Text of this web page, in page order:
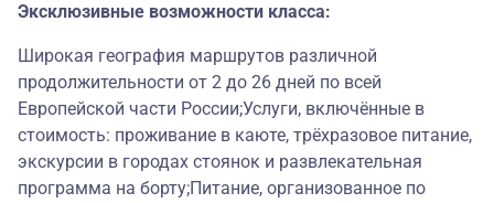
Эксклюзивные возможности класса:
Широкая география маршрутов различной
продолжительности от 2 до 26 дней по всей
Европейской части России;Услуги, включённые в
стоимость: проживание в каюте, трёхразовое питание,
экскурсии в городах стоянок и развлекательная
программа на борту;Питание, организованное по